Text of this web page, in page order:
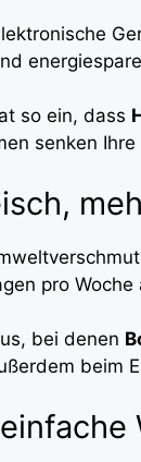
so ein, dass
senken
pro
bei denen
beim